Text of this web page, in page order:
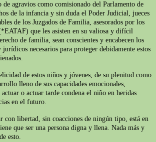
de agravios como comisionado del Parlamento de
de la infancia y sin duda el Poder Judicial, jueces
de los Juzgados de Familia, asesorados por los
que les asisten en su valiosa y difícil
de familia, sean conscientes y encabecen los
jurídicos necesarios para proteger debidamente estos
de estos niños y jóvenes, de su plenitud como
lleno de sus capacidades emocionales,
o actuar tarde condena el niño en heridas
en el futuro.
con libertad, sin coacciones de ningún tipo, está en
que ser una persona digna y llena. Nada más y
esto.